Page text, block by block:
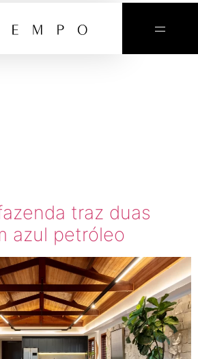
traz duas
azul petróleo